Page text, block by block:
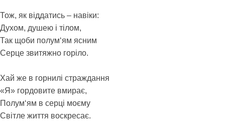
Тож, як віддатись – навіки:
Духом, душею і тілом,
Так щоби полум‘ям ясним
Серце звитяжно горіло.
Хай же в горнилі страждання
«Я» гордовите вмирає,
Полум‘ям в серці моєму
Світле життя воскресає.